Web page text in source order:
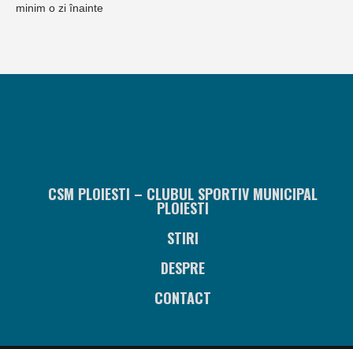
minim o zi înainte
CSM PLOIESTI – CLUBUL SPORTIV MUNICIPAL
PLOIESTI
STIRI
DESPRE
CONTACT